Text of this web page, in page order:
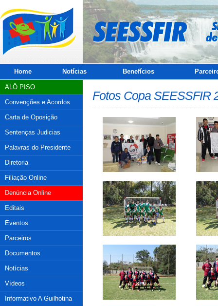
Home Notícias Benefícios
ALÔ PISO
Convenções e Acordos
Carta de Oposição
Sentenças Judicias
Palavras do Presidente
Diretoria
Filiação Online
Denúncia Online
Editais
Eventos
Parceiros
Documentos
Notícias
Vídeos
Informativo A Guilhotina
Fotos Copa SEESSFIR